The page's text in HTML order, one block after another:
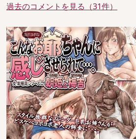
過去のコメントを見る（31件）